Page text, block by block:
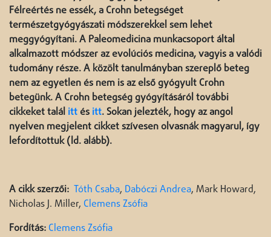
Félreértés ne essék, a Crohn betegséget
természetgyógyászati módszerekkel sem lehet
meggyógyítani. A Paleomedicina munkacsoport által
alkalmazott módszer az evolúciós medicina, vagyis a valódi
tudomány része. A közölt tanulmányban szereplő beteg
nem az egyetlen és nem is az első gyógyult Crohn
betegünk. A Crohn betegség gyógyításáról további
cikkeket talál itt és itt. Sokan jelezték, hogy az angol
nyelven megjelent cikket szívesen olvasnák magyarul, így
lefordítottuk (ld. alább).
A cikk szerzői: Tóth Csaba, Dabóczi Andrea, Mark Howard,
Nicholas J. Miller, Clemens Zsófia
Fordítás: Clemens Zsófia